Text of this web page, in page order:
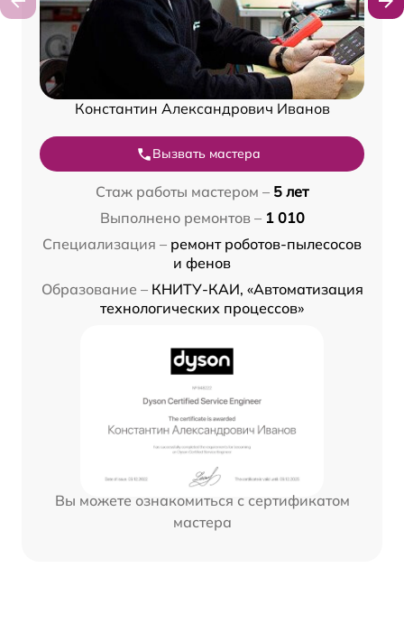
Константин Александрович Иванов
Вызвать мастера
Стаж работы мастером – 5 лет
Выполнено ремонтов – 1 010
Специализация – ремонт роботов-пылесосов
и фенов
Образование – КНИТУ-КАИ, «Автоматизация
технологических процессов»
Вы можете ознакомиться с сертификатом
мастера